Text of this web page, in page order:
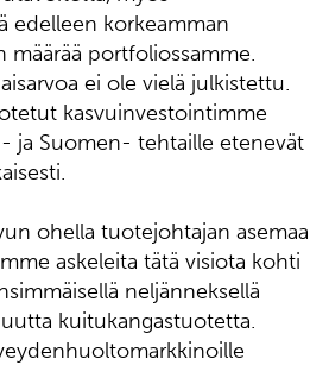
edelleen korkeamman
määrää portfoliossamme.
ei ole vielä julkistettu.
kasvuinvestointimme
ja Suomen- tehtaille etenevät
ohella tuotejohtajan asemaa
askeleita tätä visiota kohti
neljänneksellä
kuitukangastuotetta.